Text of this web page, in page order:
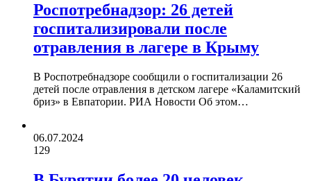
Роспотребнадзор: 26 детей
госпитализировали после
отравления в лагере в Крыму
В Роспотребнадзоре сообщили о госпитализации 26
детей после отравления в детском лагере «Каламитский
бриз» в Евпатории. РИА Новости Об этом…
06.07.2024
129